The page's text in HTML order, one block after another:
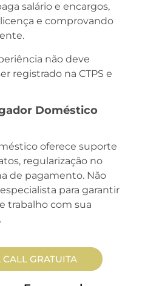
salário e encargos,
e comprovando
não deve
registrado na CTPS e
Doméstico
oferece suporte
regularização no
de pagamento. Não
para garantir
trabalho com sua
GRATUITA